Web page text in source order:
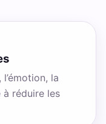
la
réduire les